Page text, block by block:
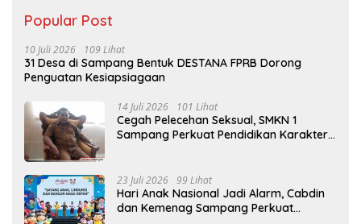
Popular Post
10 Juli 2026 109 Lihat
31 Desa di Sampang Bentuk DESTANA FPRB Dorong
Penguatan Kesiapsiagaan
14 Juli 2026 101 Lihat
Cegah Pelecehan Seksual, SMKN 1
Sampang Perkuat Pendidikan Karakter
23 Juli 2026 99 Lihat
Hari Anak Nasional Jadi Alarm, Cabdin
dan Kemenag Sampang Perkuat